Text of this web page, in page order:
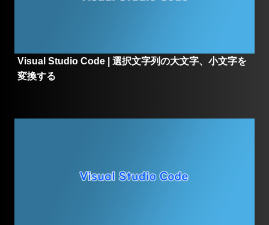
Visual Studio Code | 選択文字列の大文字、小文字を
変換する